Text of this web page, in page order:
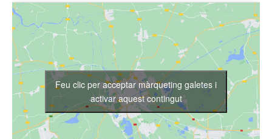
Feu clic per acceptar màrqueting galetes i
activar aquest contingut